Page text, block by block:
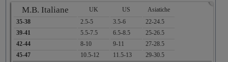
M.B. Italiane UK US
Asiatiche
35-38
2.5-5 3.5-6
22-24.5
39-41
5.5-7.5 6.5-8.5
25-26.5
42-44
8-10 9-11
27-28.5
45-47
10.5-12 11.5-13
29-30.5